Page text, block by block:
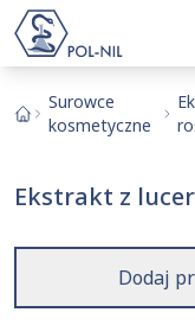
O nas
Kontakt
Surowce
kosmetyczne
Ekstrakt z
Dodaj
Wybrane
Aktualnie
Wyszukiwarka
Szukaj